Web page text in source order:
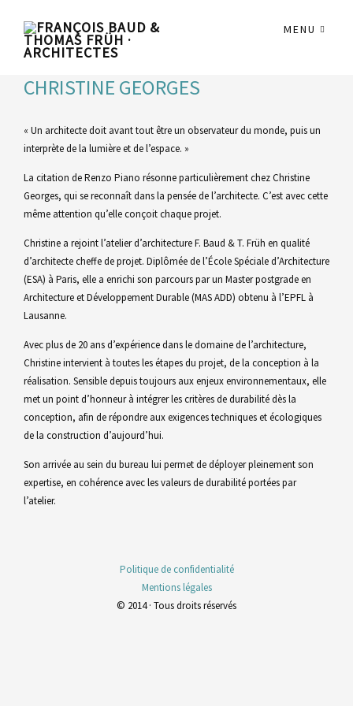
MENU
CHRISTINE GEORGES
« Un architecte doit avant tout être un observateur du monde, puis un
interprète de la lumière et de l’espace. »
La citation de Renzo Piano résonne particulièrement chez Christine
Georges, qui se reconnaît dans la pensée de l’architecte. C’est avec cette
même attention qu’elle conçoit chaque projet.
Christine a rejoint l’atelier d’architecture F. Baud & T. Früh en qualité
d’architecte cheffe de projet. Diplômée de l’École Spéciale d’Architecture
(ESA) à Paris, elle a enrichi son parcours par un Master postgrade en
Architecture et Développement Durable (MAS ADD) obtenu à l’EPFL à
Lausanne.
Avec plus de 20 ans d’expérience dans le domaine de l’architecture,
Christine intervient à toutes les étapes du projet, de la conception à la
réalisation. Sensible depuis toujours aux enjeux environnementaux, elle
met un point d’honneur à intégrer les critères de durabilité dès la
conception, afin de répondre aux exigences techniques et écologiques
de la construction d’aujourd’hui.
Son arrivée au sein du bureau lui permet de déployer pleinement son
expertise, en cohérence avec les valeurs de durabilité portées par
l’atelier.
Politique de confidentialité
Mentions légales
© 2014 · Tous droits réservés